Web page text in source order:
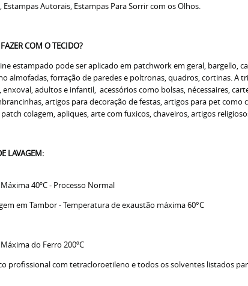
Estampas Autorais, Estampas Para Sorrir com os Olhos.
COM O TECIDO?
estampado pode ser aplicado em patchwork em geral, bargello,
almofadas, forração de paredes e poltronas, quadros, cortinas. A
enxoval, adultos e infantil, acessórios como bolsas, nécessaires,
artigos para decoração de festas, artigos para pet como
colagem, apliques, arte com fuxicos, chaveiros, artigos
LAVAGEM:
40ºC - Processo Normal
em Tambor - Temperatura de exaustão máxima 60°C
do Ferro 200ºC
profissional com tetracloroetileno e todos os solventes listados